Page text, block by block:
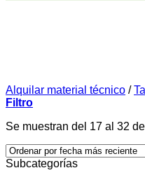
Alquilar material técnico /
Filtro
Se muestran del 17 al 32
Subcategorías